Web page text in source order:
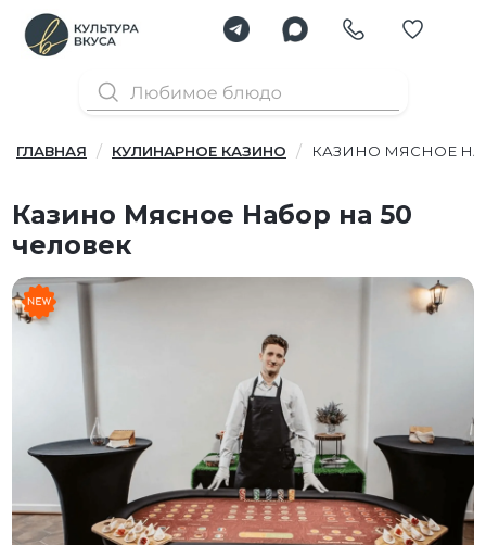
ГЛАВНАЯ КУЛИНАРНОЕ КАЗИНО КАЗИНО МЯСНОЕ
Казино Мясное Набор на 50
человек